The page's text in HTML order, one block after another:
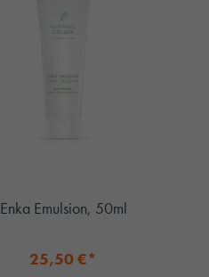
Enka Emulsion, 50ml
25,50 €*